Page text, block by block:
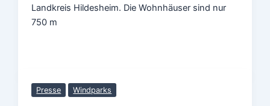
Landkreis Hildesheim. Die Wohnhäuser sind nur
750 m
Presse Windparks